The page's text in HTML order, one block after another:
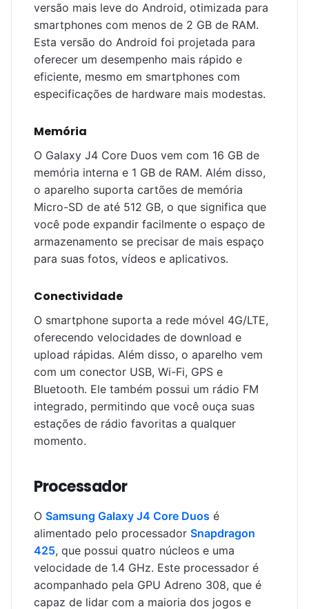
versão mais leve do Android, otimizada para
smartphones com menos de 2 GB de RAM.
Esta versão do Android foi projetada para
oferecer um desempenho mais rápido e
eficiente, mesmo em smartphones com
especificações de hardware mais modestas.
Memória
O Galaxy J4 Core Duos vem com 16 GB de
memória interna e 1 GB de RAM. Além disso,
o aparelho suporta cartões de memória
Micro-SD de até 512 GB, o que significa que
você pode expandir facilmente o espaço de
armazenamento se precisar de mais espaço
para suas fotos, vídeos e aplicativos.
Conectividade
O smartphone suporta a rede móvel 4G/LTE,
oferecendo velocidades de download e
upload rápidas. Além disso, o aparelho vem
com um conector USB, Wi-Fi, GPS e
Bluetooth. Ele também possui um rádio FM
integrado, permitindo que você ouça suas
estações de rádio favoritas a qualquer
momento.
Processador
O Samsung Galaxy J4 Core Duos é
alimentado pelo processador Snapdragon
425, que possui quatro núcleos e uma
velocidade de 1.4 GHz. Este processador é
acompanhado pela GPU Adreno 308, que é
capaz de lidar com a maioria dos jogos e